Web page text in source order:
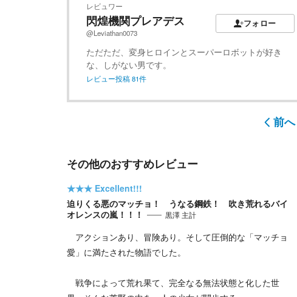
レビュワー
閃煌機関プレアデス
@Leviathan0073
フォロー
ただただ、変身ヒロインとスーパーロボットが好き
な、しがない男です。
レビュー投稿81件
前へ
その他のおすすめレビュー
★★★ Excellent!!!
迫りくる悪のマッチョ！ うなる鋼鉄！ 吹き荒れるバイ
オレンスの嵐！！！
黒澤 主計
アクションあり、冒険あり。そして圧倒的な「マッチョ
愛」に満たされた物語でした。
戦争によって荒れ果て、完全なる無法状態と化した世